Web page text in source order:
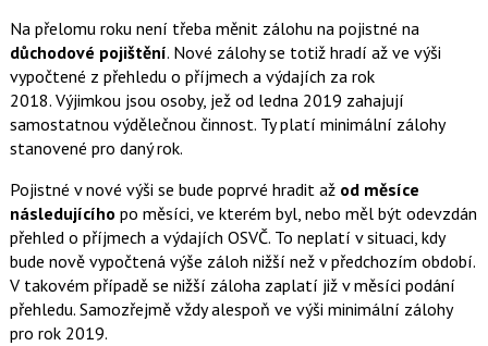
Na přelomu roku není třeba měnit zálohu na pojistné na
důchodové pojištění. Nové zálohy se totiž hradí až ve výši
vypočtené z přehledu o příjmech a výdajích za rok
2018. Výjimkou jsou osoby, jež od ledna 2019 zahajují
samostatnou výdělečnou činnost. Ty platí minimální zálohy
stanovené pro daný rok.
Pojistné v nové výši se bude poprvé hradit až od měsíce
následujícího po měsíci, ve kterém byl, nebo měl být odevzdán
přehled o příjmech a výdajích OSVČ. To neplatí v situaci, kdy
bude nově vypočtená výše záloh nižší než v předchozím období.
V takovém případě se nižší záloha zaplatí již v měsíci podání
přehledu. Samozřejmě vždy alespoň ve výši minimální zálohy
pro rok 2019.